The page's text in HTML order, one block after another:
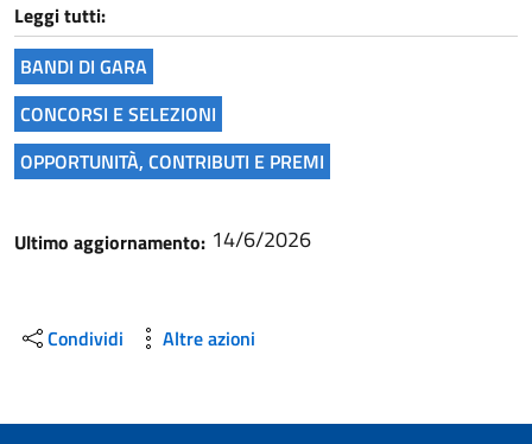
Leggi tutti:
BANDI DI GARA
CONCORSI E SELEZIONI
OPPORTUNITÀ, CONTRIBUTI E PREMI
Ultimo aggiornamento: 14/6/2026
Condividi Altre azioni